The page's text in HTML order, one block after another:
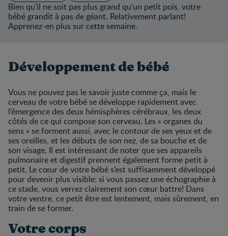
Bien qu’il ne soit pas plus grand qu’un petit pois, votre
bébé grandit à pas de géant. Relativement parlant!
Apprenez-en plus sur cette semaine.
Développement de bébé
Vous ne pouvez pas le savoir juste comme ça, mais le
cerveau de votre bébé se développe rapidement avec
l’émergence des deux hémisphères cérébraux, les deux
côtés de ce qui compose son cerveau. Les « organes du
sens » se forment aussi, avec le contour de ses yeux et de
ses oreilles, et les débuts de son nez, de sa bouche et de
son visage. Il est intéressant de noter que ses appareils
pulmonaire et digestif prennent également forme petit à
petit. Le cœur de votre bébé s’est suffisamment développé
pour devenir plus visible; si vous passez une échographie à
ce stade, vous verrez clairement son cœur battre! Dans
votre ventre, ce petit être est lentement, mais sûrement, en
train de se former.
Votre corps